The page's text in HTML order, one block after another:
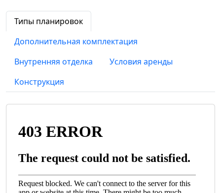
Типы планировок
Дополнительная комплектация
Внутренняя отделка
Условия аренды
Конструкция